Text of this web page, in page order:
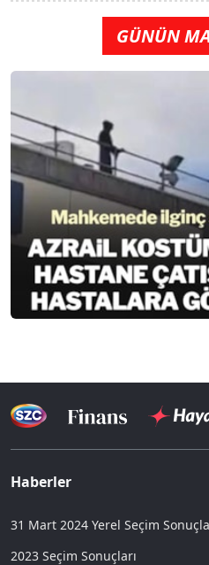
GÜNÜN
Haberler
31 Mart 2024 Yerel Seçim
2023 Seçim Sonuçları